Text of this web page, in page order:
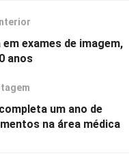
exames de imagem,
anos
um ano de
na área médica